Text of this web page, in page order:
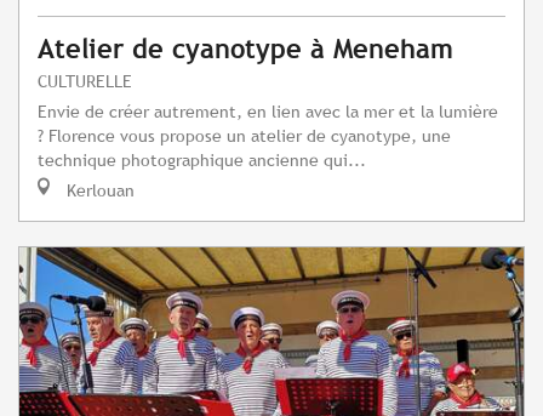
Atelier de cyanotype à Meneham
CULTURELLE
Envie de créer autrement, en lien avec la mer et la lumière
? Florence vous propose un atelier de cyanotype, une
technique photographique ancienne qui...
Kerlouan